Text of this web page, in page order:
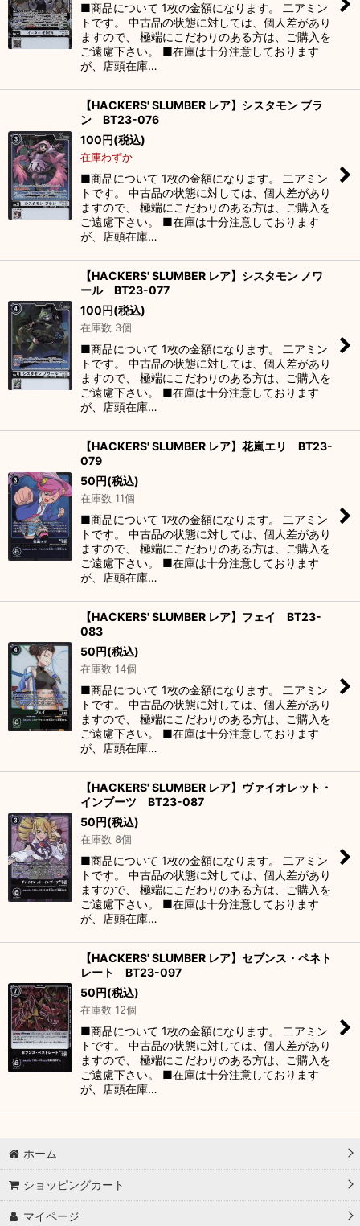
■商品について 1枚の金額になります。 二アミン
トです。 中古品の状態に対しては、個人差があり
ますので、 極端にこだわりのある方は、ご購入を
ご遠慮下さい。 ■在庫は十分注意しております
が、店頭在庫…
【HACKERS' SLUMBER レア】シスタモン ブラ
ン BT23-076
100円(税込)
在庫わずか
■商品について 1枚の金額になります。 二アミン
トです。 中古品の状態に対しては、個人差があり
ますので、 極端にこだわりのある方は、ご購入を
ご遠慮下さい。 ■在庫は十分注意しております
が、店頭在庫…
【HACKERS' SLUMBER レア】シスタモン ノワ
ール BT23-077
100円(税込)
在庫数 3個
■商品について 1枚の金額になります。 二アミン
トです。 中古品の状態に対しては、個人差があり
ますので、 極端にこだわりのある方は、ご購入を
ご遠慮下さい。 ■在庫は十分注意しております
が、店頭在庫…
【HACKERS' SLUMBER レア】花嵐エリ BT23-
079
50円(税込)
在庫数 11個
■商品について 1枚の金額になります。 二アミン
トです。 中古品の状態に対しては、個人差があり
ますので、 極端にこだわりのある方は、ご購入を
ご遠慮下さい。 ■在庫は十分注意しております
が、店頭在庫…
【HACKERS' SLUMBER レア】フェイ BT23-
083
50円(税込)
在庫数 14個
■商品について 1枚の金額になります。 二アミン
トです。 中古品の状態に対しては、個人差があり
ますので、 極端にこだわりのある方は、ご購入を
ご遠慮下さい。 ■在庫は十分注意しております
が、店頭在庫…
【HACKERS' SLUMBER レア】ヴァイオレット・
インブーツ BT23-087
50円(税込)
在庫数 8個
■商品について 1枚の金額になります。 二アミン
トです。 中古品の状態に対しては、個人差があり
ますので、 極端にこだわりのある方は、ご購入を
ご遠慮下さい。 ■在庫は十分注意しております
が、店頭在庫…
【HACKERS' SLUMBER レア】セブンス・ペネト
レート BT23-097
50円(税込)
在庫数 12個
■商品について 1枚の金額になります。 二アミン
トです。 中古品の状態に対しては、個人差があり
ますので、 極端にこだわりのある方は、ご購入を
ご遠慮下さい。 ■在庫は十分注意しております
が、店頭在庫…
ホーム
ショッピングカート
マイページ